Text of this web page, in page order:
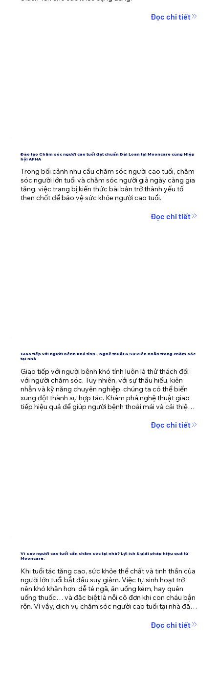
Đọc chi tiết
Đào tạo Chăm sóc người cao tuổi đạt chuẩn Đài Loan tại Mooncare cùng Hiệp
hội APHA
Trong bối cảnh nhu cầu chăm sóc người cao tuổi, chăm
sóc người lớn tuổi và chăm sóc người già ngày càng gia
tăng, việc trang bị kiến thức bài bản trở thành yếu tố
then chốt để bảo vệ sức khỏe người cao tuổi.
Đọc chi tiết
Giao tiếp với người bệnh khó tính – Nghệ thuật & Sự kiên nhẫn trong chăm sóc
tại nhà
Giao tiếp với người bệnh khó tính luôn là thử thách đối
với người chăm sóc. Tuy nhiên, với sự thấu hiểu, kiên
nhẫn và kỹ năng chuyên nghiệp, chúng ta có thể biến
xung đột thành sự hợp tác. Khám phá nghệ thuật giao
tiếp hiệu quả để giúp người bệnh thoải mái và cải thiện
Đọc chi tiết
Vì sao người cao tuổi cần chăm sóc tại nhà? Lợi ích & giải pháp hiệu quả từ
Mooncare.
Khi tuổi tác tăng cao, sức khỏe thể chất và tinh thần của
người lớn tuổi bắt đầu suy giảm. Việc tự sinh hoạt trở
nên khó khăn hơn: dễ té ngã, ăn uống kém, hay quên
uống thuốc… và đặc biệt là nỗi cô đơn khi con cháu bận
rộn. Vì vậy, dịch vụ chăm sóc người cao tuổi tại nhà đã
Đọc chi tiết